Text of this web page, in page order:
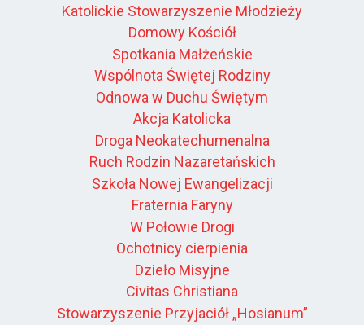
Katolickie Stowarzyszenie Młodzieży
Domowy Kościół
Spotkania Małżeńskie
Wspólnota Świętej Rodziny
Odnowa w Duchu Świętym
Akcja Katolicka
Droga Neokatechumenalna
Ruch Rodzin Nazaretańskich
Szkoła Nowej Ewangelizacji
Fraternia Faryny
W Połowie Drogi
Ochotnicy cierpienia
Dzieło Misyjne
Civitas Christiana
Stowarzyszenie Przyjaciół „Hosianum”